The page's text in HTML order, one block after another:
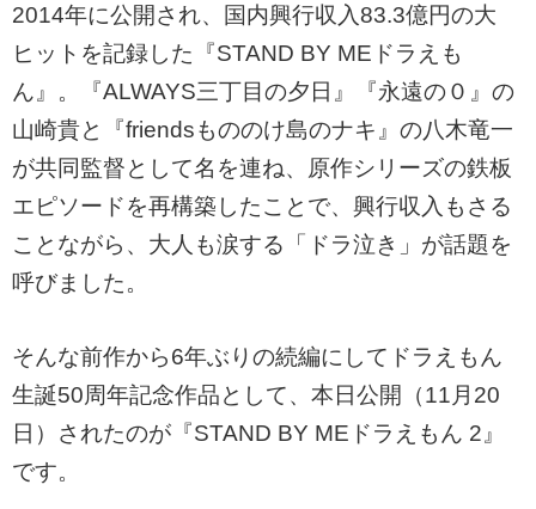
2014年に公開され、国内興行収入83.3億円の大
ヒットを記録した『STAND BY MEドラえも
ん』。『ALWAYS三丁目の夕日』『永遠の０』の
山崎貴と『friendsもののけ島のナキ』の八木竜一
が共同監督として名を連ね、原作シリーズの鉄板
エピソードを再構築したことで、興行収入もさる
ことながら、大人も涙する「ドラ泣き」が話題を
呼びました。
そんな前作から6年ぶりの続編にしてドラえもん
生誕50周年記念作品として、本日公開（11月20
日）されたのが『STAND BY MEドラえもん 2』
です。